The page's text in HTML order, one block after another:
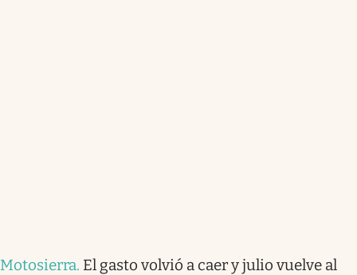
Motosierra. El gasto volvió a caer y julio vuelve al